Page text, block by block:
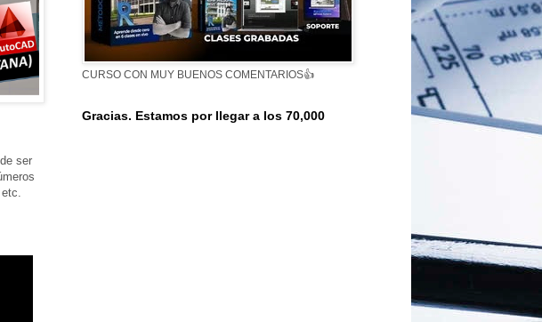
ser
CURSO CON MUY BUENOS COMENTARIOS👍
Gracias. Estamos por llegar a los 70,000